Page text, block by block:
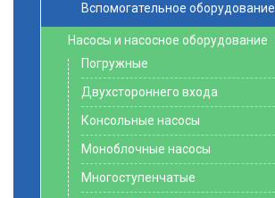
Вспомогательное оборудование
Насосы и насосное оборудование
Погружные
Двухстороннего входа
Консольные насосы
Моноблочные насосы
Многоступенчатые